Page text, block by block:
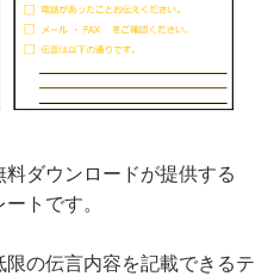
ダウンロードが提供する
トです。
の伝言内容を記載できるテ